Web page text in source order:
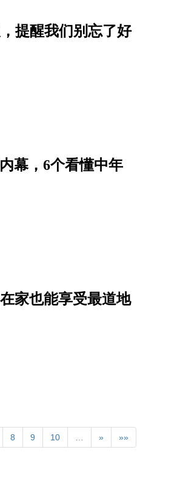
提醒我们别忘了好
幕，6个看懂中年
家也能享受最道地
8 9 10 … » »»